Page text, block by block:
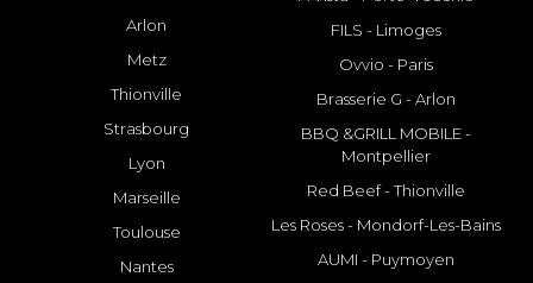
Arlon
Metz
Thionville
Strasbourg
Lyon
Marseille
Toulouse
Nantes
FILS - Limoges
Ovvio - Paris
Brasserie G - Arlon
BBQ &GRILL MOBILE -
Montpellier
Red Beef - Thionville
Les Roses - Mondorf-Les-Bains
AUMI - Puymoyen